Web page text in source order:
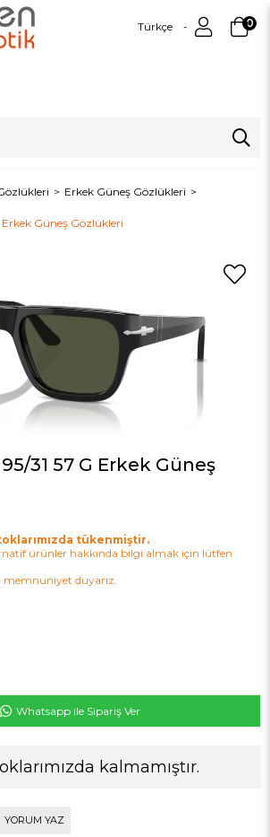
Türkçe 0
Erkek Güneş Gözlükleri
Erkek Güneş Gözlükleri
31 57 G Erkek Güneş
tükenmiştir.
ürünler hakkında bilgi almak için lütfen
memnuniyet duyarız.
Whatsapp ile Sipariş Ver
kalmamıştır.
YORUM YAZ